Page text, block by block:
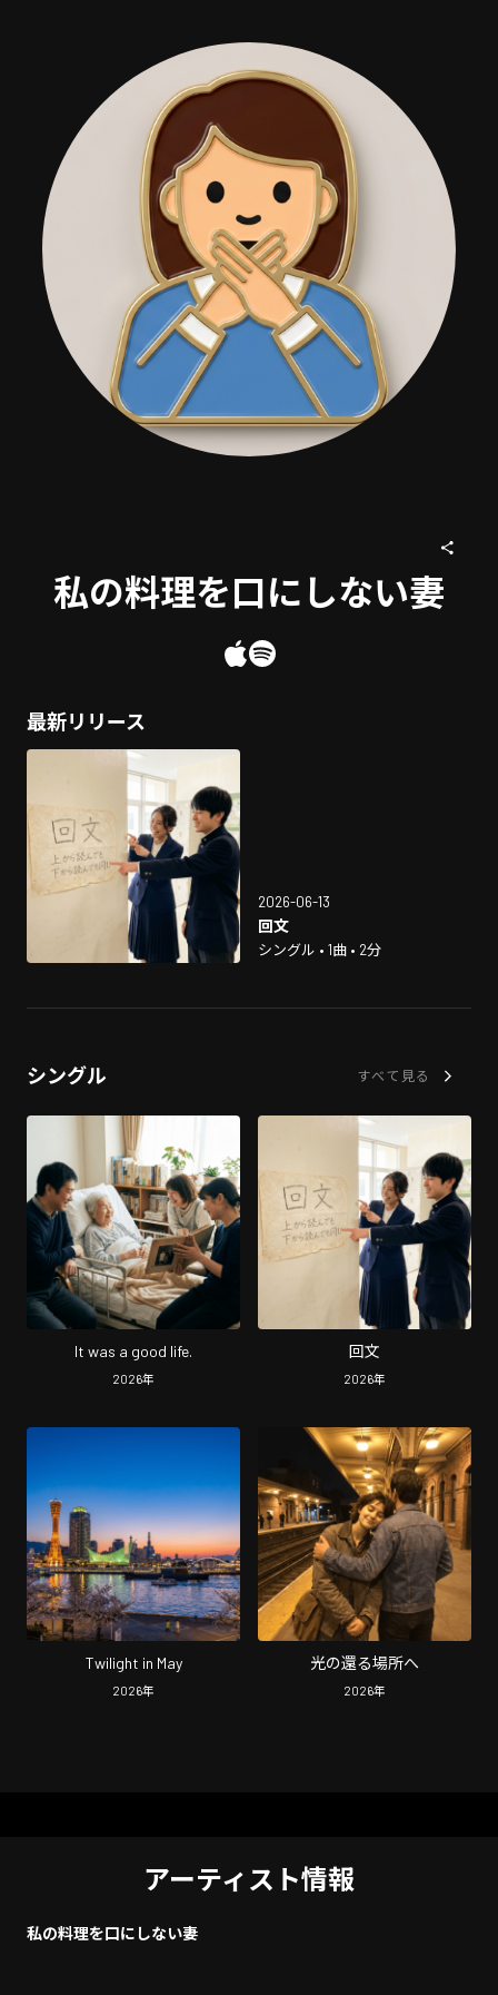
私の料理を口にしない妻
最新リリース
2026-06-13
回文
シングル • 1曲 • 2分
シングル すべて見る
It was a good life.
2026年
回文
2026年
Twilight in May
2026年
光の還る場所へ
2026年
アーティスト情報
私の料理を口にしない妻